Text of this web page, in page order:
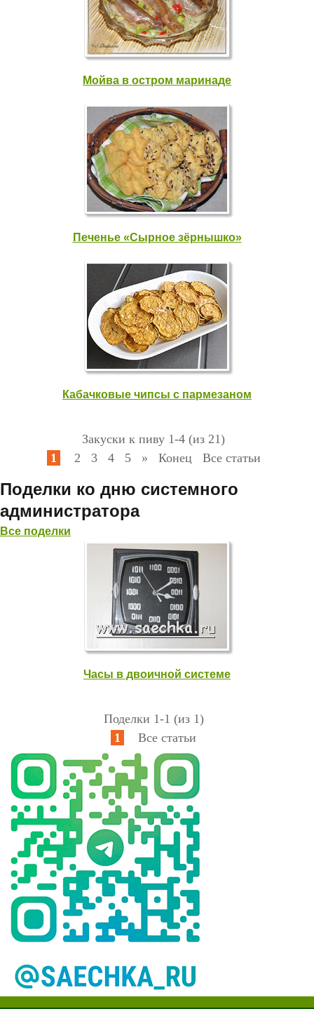
Мойва в остром маринаде
Печенье «Сырное зёрнышко»
Кабачковые чипсы с пармезаном
Закуски к пиву 1-4 (из 21)
1
2 3 4 5 » Конец Все статьи
Поделки ко дню системного
администратора
Все поделки
Часы в двоичной системе
Поделки 1-1 (из 1)
1
Все статьи